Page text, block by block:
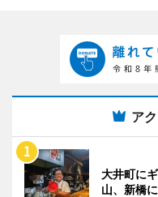
ア
大井町に
山、新橋